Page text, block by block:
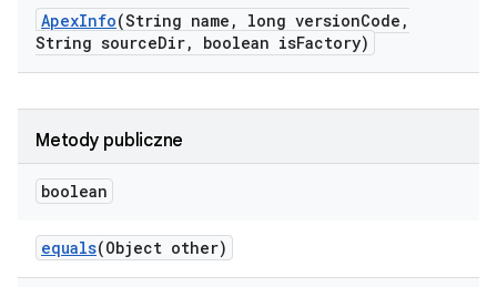
ApexInfo(String name , long versionCode ,
String sourceDir, boolean isFactory)
Metody publiczne
boolean
equals(Object other)